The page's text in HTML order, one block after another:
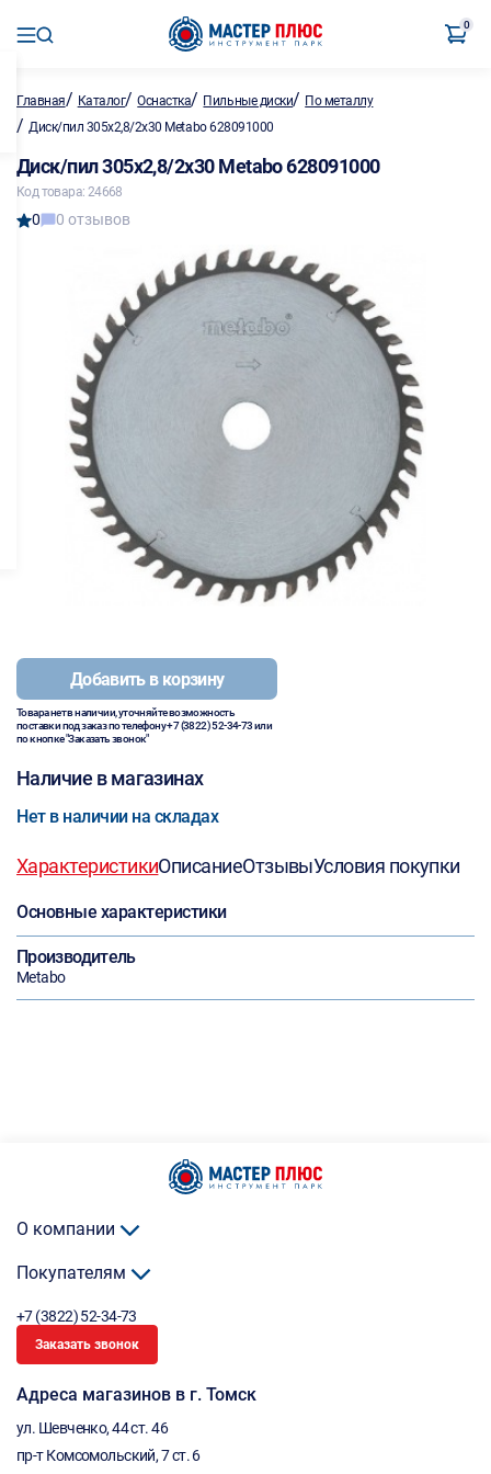
0
Главная/ Каталог/Оснастка/ Пильные диски/ По металлу
/ Диск/пил 305х2,8/2х30 Metabo 628091000
Диск/пил 305х2,8/2х30 Metabo 628091000
Код товара: 24668
0 0 отзывов
Добавить в корзину
Товара нет в наличии, уточняйте возможность
поставки под заказ по телефону+7 (3822) 52-34-73или
по кнопке "Заказать звонок"
Наличие в магазинах
Нет в наличии на складах
ХарактеристикиОписаниеОтзывыУсловия покупки
Основные характеристики
Производитель
Metabo
О компании
Покупателям
+7 (3822) 52-34-73
Заказать звонок
Адреса магазинов в г. Томск
ул. Шевченко, 44 ст. 46
пр-т Комсомольский, 7 ст. 6